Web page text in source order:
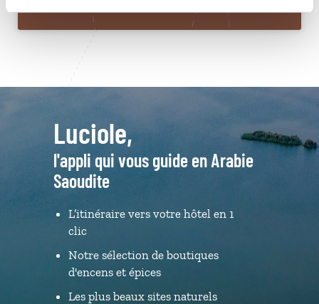
Luciole,
l'appli qui vous guide en Arabie
Saoudite
L’itinéraire vers votre hôtel en 1
clic
Notre sélection de boutiques
d'encens et épices
Les plus beaux sites naturels